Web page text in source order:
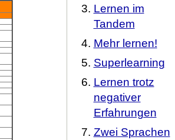
Lernen im
Tandem
Mehr lernen!
Superlearning
Lernen trotz
negativer
Erfahrungen
Zwei Sprachen